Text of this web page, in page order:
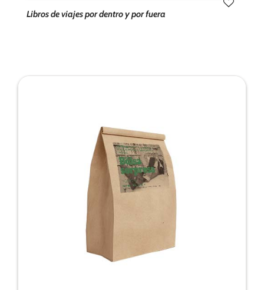
Libros de viajes por dentro y por fuera